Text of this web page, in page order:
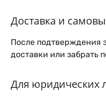
Доставка и
После подтверждения
доставки или забрать
Для юридических